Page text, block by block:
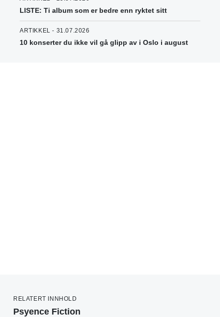
LISTE: Ti album som er bedre enn ryktet sitt
ARTIKKEL - 31.07.2026
10 konserter du ikke vil gå glipp av i Oslo i august
RELATERT INNHOLD
Psyence Fiction